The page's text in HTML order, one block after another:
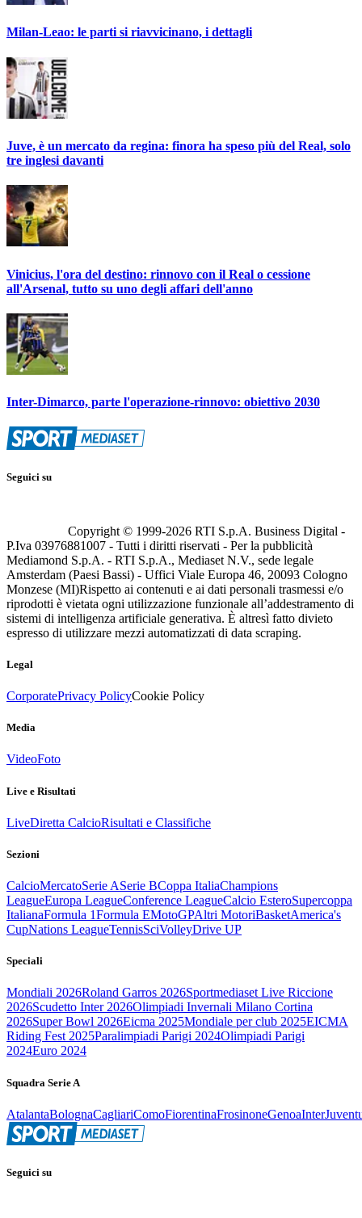
Milan-Leao: le parti si riavvicinano, i dettagli
Juve, è un mercato da regina: finora ha speso più del Real, solo
tre inglesi davanti
Vinicius, l'ora del destino: rinnovo con il Real o cessione
all'Arsenal, tutto su uno degli affari dell'anno
Inter-Dimarco, parte l'operazione-rinnovo: obiettivo 2030
Seguici su
Copyright © 1999-2026 RTI S.p.A. Business Digital -
P.Iva 03976881007 - Tutti i diritti riservati - Per la pubblicità
Mediamond S.p.A. - RTI S.p.A., Mediaset N.V., sede legale
Amsterdam (Paesi Bassi) - Uffici Viale Europa 46, 20093 Cologno
Monzese (MI)Rispetto ai contenuti e ai dati personali trasmessi e/o
riprodotti è vietata ogni utilizzazione funzionale all’addestramento di
sistemi di intelligenza artificiale generativa. È altresì fatto divieto
espresso di utilizzare mezzi automatizzati di data scraping.
Legal
CorporatePrivacy PolicyCookie Policy
Media
VideoFoto
Live e Risultati
LiveDiretta CalcioRisultati e Classifiche
Sezioni
CalcioMercatoSerie ASerie BCoppa ItaliaChampions
LeagueEuropa LeagueConference LeagueCalcio EsteroSupercoppa
ItalianaFormula 1Formula EMotoGPAltri MotoriBasketAmerica's
CupNations LeagueTennisSciVolleyDrive UP
Speciali
Mondiali 2026Roland Garros 2026Sportmediaset Live Riccione
2026Scudetto Inter 2026Olimpiadi Invernali Milano Cortina
2026Super Bowl 2026Eicma 2025Mondiale per club 2025EICMA
Riding Fest 2025Paralimpiadi Parigi 2024Olimpiadi Parigi
2024Euro 2024
Squadra Serie A
AtalantaBolognaCagliariComoFiorentinaFrosinoneGenoaInter
Seguici su